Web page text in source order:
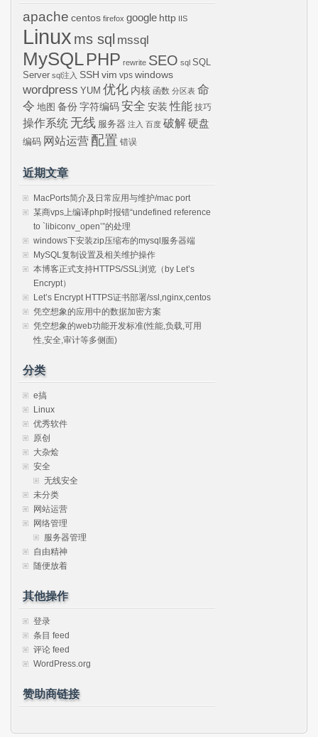
apache centos firefox google http IIS
Linux ms sql mssql
MySQLPHP rewrite SEO sql SQL
Server sql注入 SSH vim vps windows
wordpress YUM 优化 内核 函数 分区表 命
令 地图 备份 字符编码 安全 安装 性能 技巧
操作系统 无线 服务器 注入 百度 破解硬盘
编码 网站运营 配置 错误
近期文章
MacPorts简介及日常应用与维护/mac port
某商vps上编译php时报错“undefined reference
to `libiconv_open’”的处理
windows下安装zip压缩布的mysql服务器端
MySQL复制设置及相关维护操作
本博客正式支持HTTPS/SSL浏览（by Let’s
Encrypt）
Let’s Encrypt HTTPS证书部署/ssl,nginx,centos
凭空想象的应用中的数据加密方案
凭空想象的web功能开发标准(性能,负载,可用
性,安全,审计等多侧面)
分类
e搞
Linux
优秀软件
原创
大杂烩
安全
无线安全
未分类
网站运营
网络管理
服务器管理
自由精神
随便放着
其他操作
登录
条目 feed
评论 feed
WordPress.org
赞助商链接